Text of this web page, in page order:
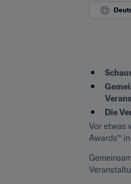
Die
Vor etwas
Awards™